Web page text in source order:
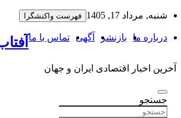
به
بروید
شنبه, مرداد 17, 1405 فهرست واکنشگرا
درباره ما بازنشر آگهی تماس با ما
آخرین اخبار اقتصادی ایران و جهان
جستجو